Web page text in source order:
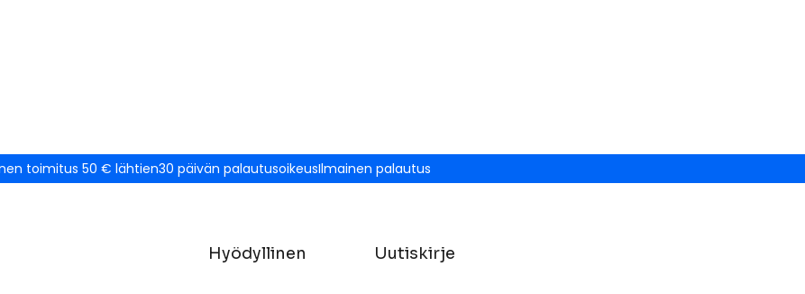
toimitus 50 € lähtien30 päivän palautusoikeusIlmainen palautus
Hyödyllinen Uutiskirje